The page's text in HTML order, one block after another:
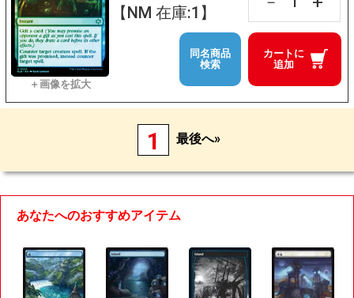
【NM 在庫:1】
カートに
追加
同名商品
検索
1 最後へ»
あなたへのおすすめアイテム